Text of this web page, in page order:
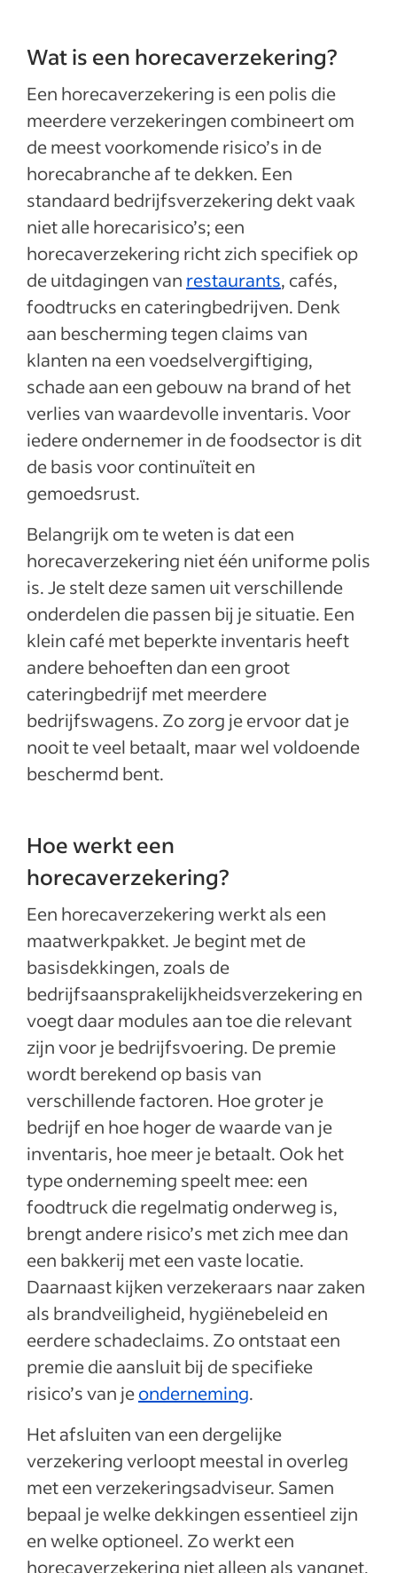
Wat is een horecaverzekering?
Een horecaverzekering is een polis die
meerdere verzekeringen combineert om
de meest voorkomende risico’s in de
horecabranche af te dekken. Een
standaard bedrijfsverzekering dekt vaak
niet alle horecarisico’s; een
horecaverzekering richt zich specifiek op
de uitdagingen van restaurants, cafés,
foodtrucks en cateringbedrijven. Denk
aan bescherming tegen claims van
klanten na een voedselvergiftiging,
schade aan een gebouw na brand of het
verlies van waardevolle inventaris. Voor
iedere ondernemer in de foodsector is dit
de basis voor continuïteit en
gemoedsrust.
Belangrijk om te weten is dat een
horecaverzekering niet één uniforme polis
is. Je stelt deze samen uit verschillende
onderdelen die passen bij je situatie. Een
klein café met beperkte inventaris heeft
andere behoeften dan een groot
cateringbedrijf met meerdere
bedrijfswagens. Zo zorg je ervoor dat je
nooit te veel betaalt, maar wel voldoende
beschermd bent.
Hoe werkt een
horecaverzekering?
Een horecaverzekering werkt als een
maatwerkpakket. Je begint met de
basisdekkingen, zoals de
bedrijfsaansprakelijkheidsverzekering en
voegt daar modules aan toe die relevant
zijn voor je bedrijfsvoering. De premie
wordt berekend op basis van
verschillende factoren. Hoe groter je
bedrijf en hoe hoger de waarde van je
inventaris, hoe meer je betaalt. Ook het
type onderneming speelt mee: een
foodtruck die regelmatig onderweg is,
brengt andere risico’s met zich mee dan
een bakkerij met een vaste locatie.
Daarnaast kijken verzekeraars naar zaken
als brandveiligheid, hygiënebeleid en
eerdere schadeclaims. Zo ontstaat een
premie die aansluit bij de specifieke
risico’s van jeonderneming.
Het afsluiten van een dergelijke
verzekering verloopt meestal in overleg
met een verzekeringsadviseur. Samen
bepaal je welke dekkingen essentieel zijn
en welke optioneel. Zo werkt een
horecaverzekering niet alleen als vangnet,